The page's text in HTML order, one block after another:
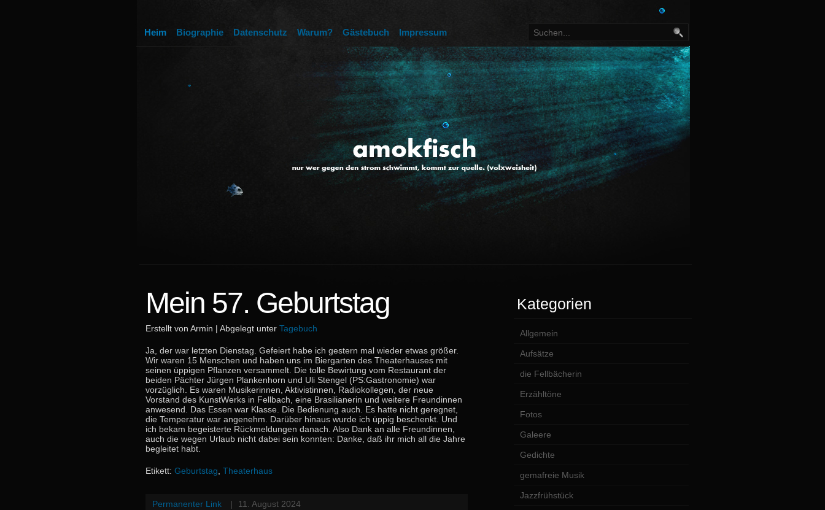
Heim Biographie Datenschutz Warum? Gästebuch Impressum
Mein 57. Geburtstag
Erstellt von Armin | Abgelegt unter Tagebuch
Ja, der war letzten Dienstag. Gefeiert habe ich gestern mal wieder etwas größer.
Wir waren 15 Menschen und haben uns im Biergarten des Theaterhauses mit
seinen üppigen Pflanzen versammelt. Die tolle Bewirtung vom Restaurant der
beiden Pächter Jürgen Plankenhorn und Uli Stengel (PS:Gastronomie) war
vorzüglich. Es waren Musikerinnen, Aktivistinnen, Radiokollegen, der neue
Vorstand des KunstWerks in Fellbach, eine Brasilianerin und weitere Freundinnen
anwesend. Das Essen war Klasse. Die Bedienung auch. Es hatte nicht geregnet,
die Temperatur war angenehm. Darüber hinaus wurde ich üppig beschenkt. Und
ich bekam begeisterte Rückmeldungen danach. Also Dank an alle Freundinnen,
auch die wegen Urlaub nicht dabei sein konnten: Danke, daß ihr mich all die Jahre
begleitet habt.
Etikett: Geburtstag Theaterhaus
Permanenter Link | 11. August 2024
Kategorien
Allgemein
Aufsätze
die Fellbächerin
Erzähltöne
Fotos
Galeere
Gedichte
gemafreie Musik
Jazzfrühstück